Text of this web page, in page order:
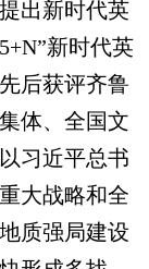
出新时代英
新时代英
后获评齐鲁
体、全国文
习近平总书
大战略和全
质强局建设